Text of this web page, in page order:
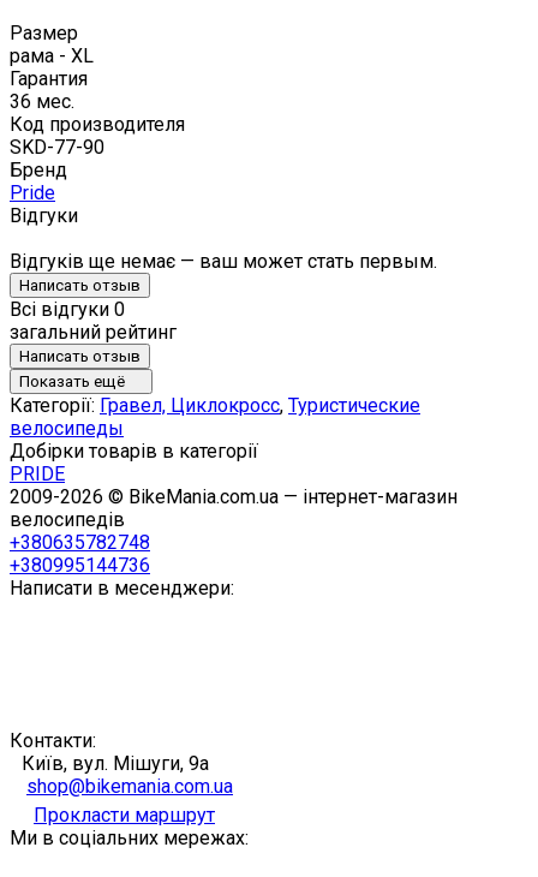
Размер
рама - XL
Гарантия
36 мес.
Код производителя
SKD-77-90
Бренд
Pride
Відгуки
Відгуків ще немає — ваш может стать первым.
Написать отзыв
Всі відгуки 0
загальний рейтинг
Написать отзыв
Показать ещё
Категорії: Гравел, Циклокросс, Туристические
велосипеды
Добірки товарів в категорії
PRIDE
2009-2026 © BikeMania.com.ua — інтернет-магазин
велосипедів
+380635782748
+380995144736
Написати в месенджери:
Контакти:
Київ, вул. Мішуги, 9а
shop@bikemania.com.ua
Прокласти маршрут
Ми в соціальних мережах: